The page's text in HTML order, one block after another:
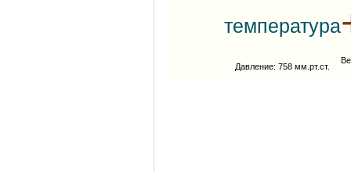
температура
Давление: 758 мм.рт.ст.